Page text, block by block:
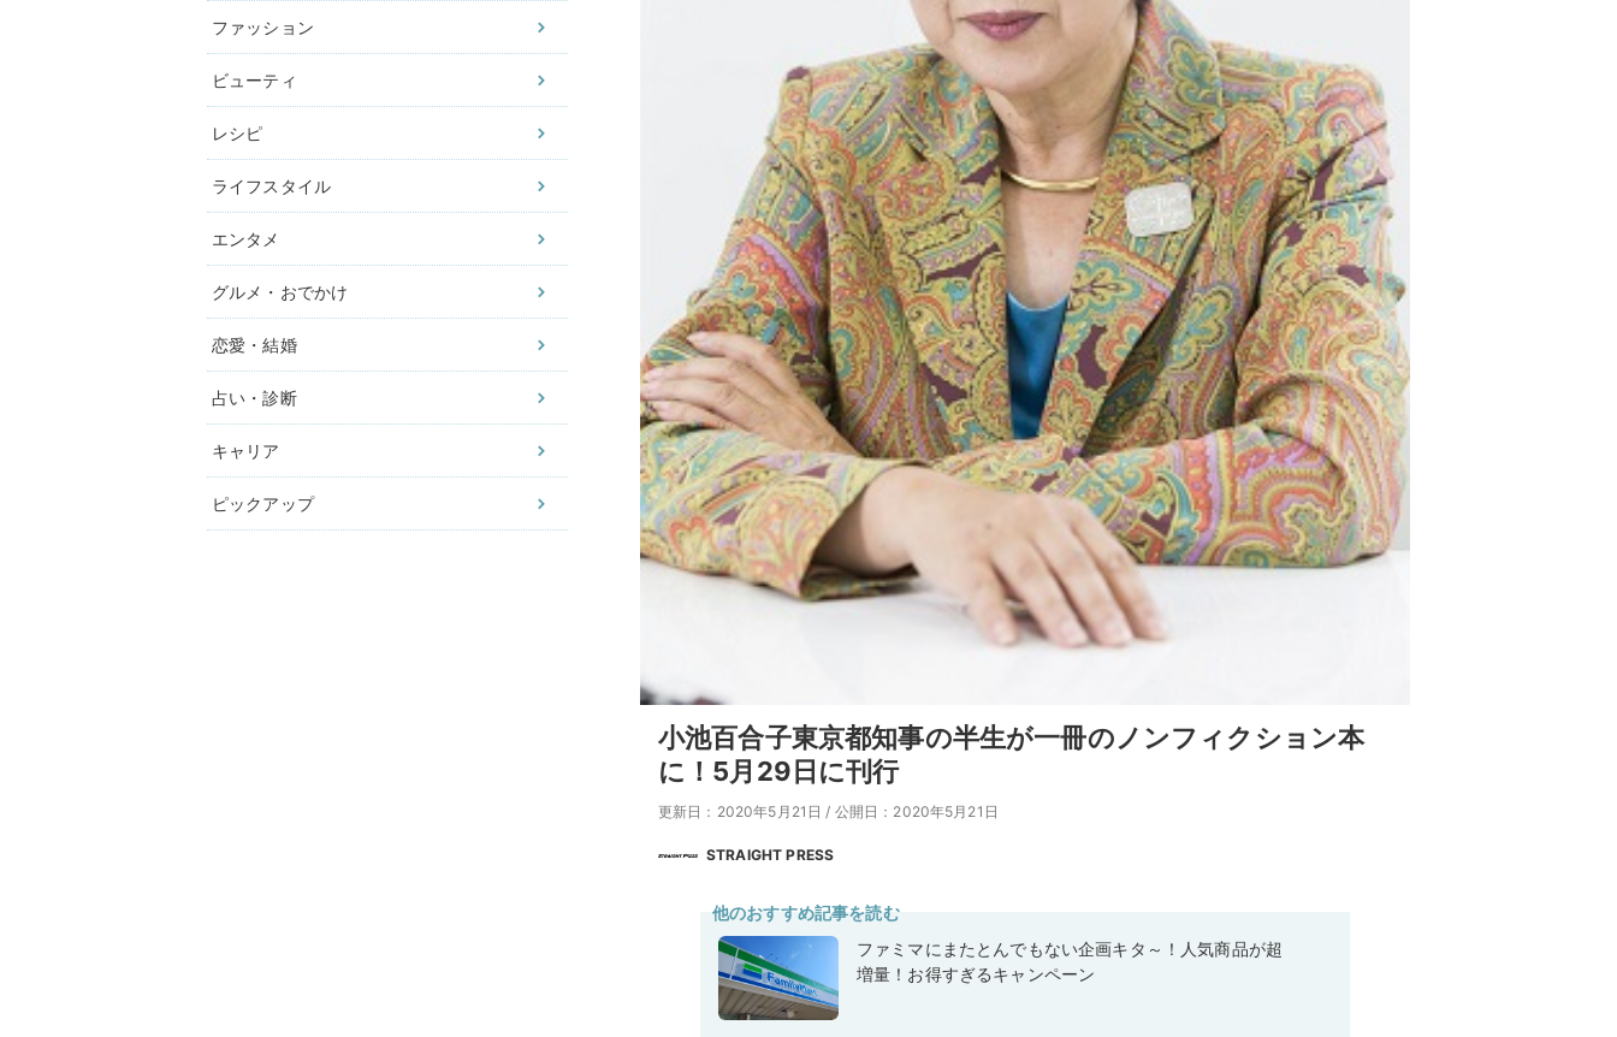
ファッション
ビューティ
レシピ
ライフスタイル
エンタメ
グルメ・おでかけ
恋愛・結婚
占い・診断
キャリア
ピックアップ
小池百合子東京都知事の半生が一冊のノンフィクション本
に！5月29日に刊行
更新日：2020年5月21日 / 公開日：2020年5月21日
STRAIGHT PRESS
他のおすすめ記事を読む
ファミマにまたとんでもない企画キタ～！人気商品が超
増量！お得すぎるキャンペーン